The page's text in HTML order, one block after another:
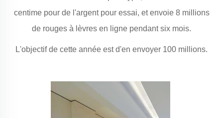
centime pour de l'argent pour essai, et envoie 8 millions
de rouges à lèvres en ligne pendant six mois.
L'objectif de cette année est d'en envoyer 100 millions.